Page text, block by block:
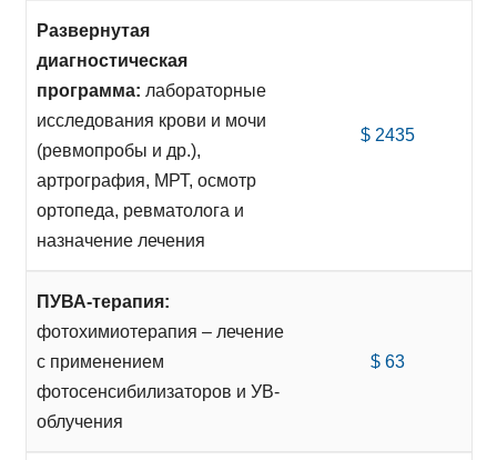
Развернутая
диагностическая
программа: лабораторные
исследования крови и мочи
(ревмопробы и др.),
артрография, МРТ, осмотр
ортопеда, ревматолога и
назначение лечения
$ 2435
ПУВА-терапия:
фотохимиотерапия – лечение
с применением
фотосенсибилизаторов и УВ-
облучения
$ 63